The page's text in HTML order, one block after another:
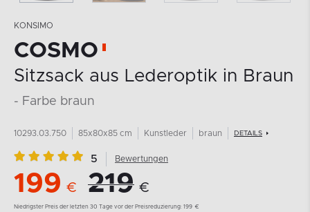
KONSIMO
COSMO
Sitzsack aus Lederoptik in Braun
- Farbe braun
10293.03.750 85x80x85 cm Kunstleder braun DETAILS
5 Bewertungen
199 € 219 €
Niedrigster Preis der letzten 30 Tage vor der Preisreduzierung: 199 €